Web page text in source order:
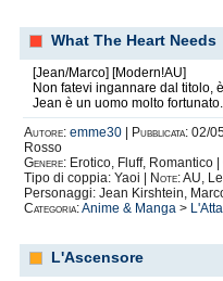
What The Heart Needs
[Jean/Marco] [Modern!AU]
Non fatevi ingannare dal titolo,
Jean è un uomo molto fortunato.
Autore: emme30 Pubblicata: 02/
Rosso
Genere: Erotico, Fluff, Romantico |
Tipo di coppia: Yaoi |
Note:AU,
Personaggi: Jean Kirshtein,
Categoria:Anime & Manga >
L'Ascensore